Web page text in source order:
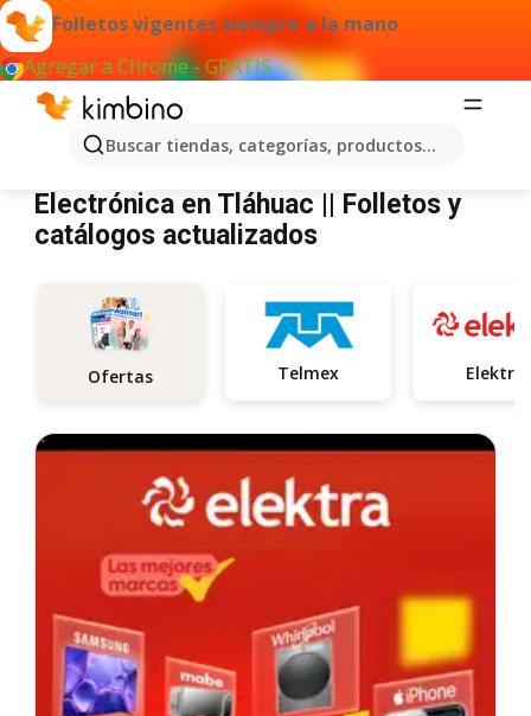
Folletos vigentes siempre a la mano
Agregar a Chrome - GRATIS
Buscar tiendas, categorías, productos...
Electrónica Tláhuac
Electrónica en Tláhuac || Folletos y
catálogos actualizados
Ofertas Telmex Elektra